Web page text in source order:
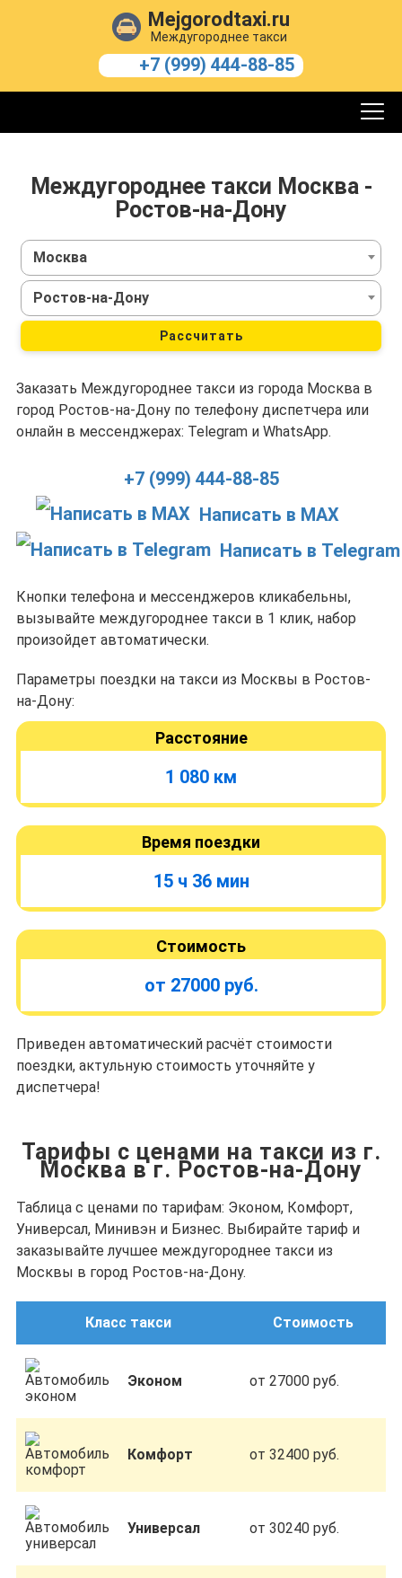
Mejgorodtaxi.ru
Междугороднее такси
+7 (999) 444-88-85
Междугороднее такси Москва -
Ростов-на-Дону
Москва
Ростов-на-Дону
Рассчитать
Заказать Междугороднее такси из города Москва в
город Ростов-на-Дону по телефону диспетчера или
онлайн в мессенджерах: Telegram и WhatsApp.
+7 (999) 444-88-85
Написать в MAX
Написать в Telegram
Кнопки телефона и мессенджеров кликабельны,
вызывайте междугороднее такси в 1 клик, набор
произойдет автоматически.
Параметры поездки на такси из Москвы в Ростов-
на-Дону:
Расстояние
1 080 км
Время поездки
15 ч 36 мин
Стоимость
от 27000 руб.
Приведен автоматический расчёт стоимости
поездки, актульную стоимость уточняйте у
диспетчера!
Тарифы с ценами на такси из г.
Москва в г. Ростов-на-Дону
Таблица с ценами по тарифам: Эконом, Комфорт,
Универсал, Минивэн и Бизнес. Выбирайте тариф и
заказывайте лучшее междугороднее такси из
Москвы в город Ростов-на-Дону.
Класс такси Стоимость
Эконом от 27000 руб.
Комфорт от 32400 руб.
Универсал от 30240 руб.